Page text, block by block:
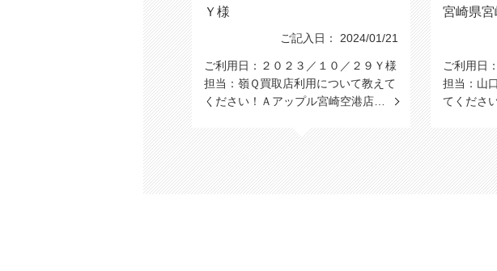
Ｙ様
ご記入日： 2024/01/21
ご利用日：２０２３／１０／２９Ｙ様
担当：嶺Ｑ買取店利用について教えて
ください！Ａアップル宮崎空港店…
宮崎県
ご利用日
担当：山
てくださ